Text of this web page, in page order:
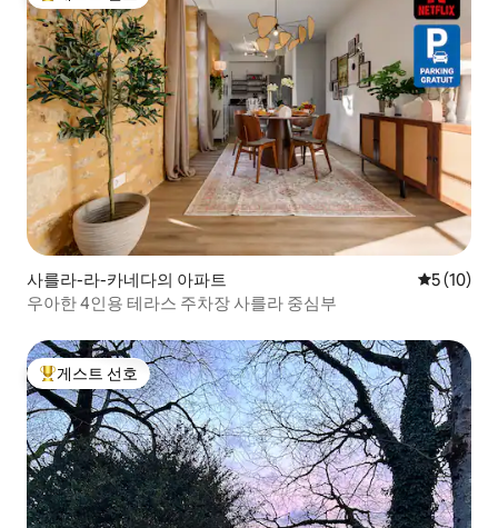
사를라-라-카네다의 아파트 평점 5점
5 (10)
우아한 4인용 테라스 주차장 사를라 중심부
상위 게스트 선호
게스트 선호